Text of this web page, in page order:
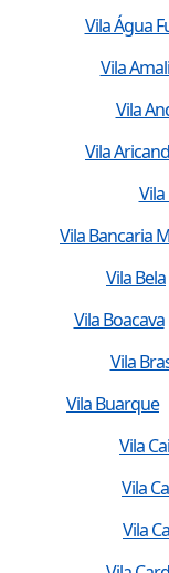
Vila Água
Vila
Vila
Vila
Vila Bancaria
Vila Bela
Vila Boacava
Vila
Vila Buarque
Vila
Vila
Vila